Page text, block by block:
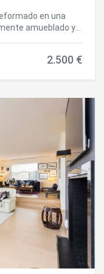
¡Contáctanos hoy mismo para visitarla! #ref:CBES2012
en una
amueblado y
además de
y luminosa
por un salón
al este, ideal
En
totalmente
y equipada. La
y un baño
a
así como un
en vehículo
se encuentran
así como del
Tibidabo. Una
disfrutar de la
2.500 €